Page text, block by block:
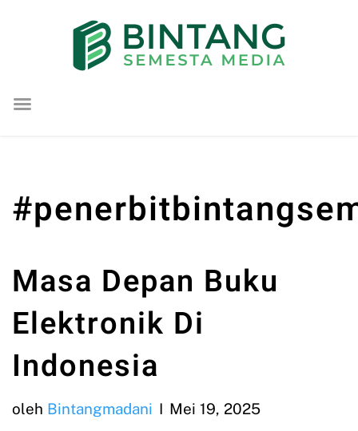
konten
Masa Depan Buku
Elektronik Di
Indonesia
oleh Bintangmadani Mei 19, 2025